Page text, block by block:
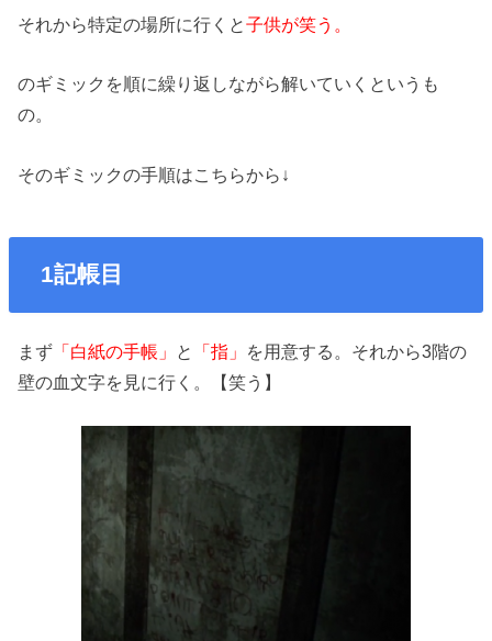
それから特定の場所に行くと子供が笑う。
のギミックを順に繰り返しながら解いていくというも
の。
そのギミックの手順はこちらから↓
1記帳目
まず 「白紙の手帳」 と 「指」 を用意する。それから3階の
壁の血文字を見に行く。【笑う】